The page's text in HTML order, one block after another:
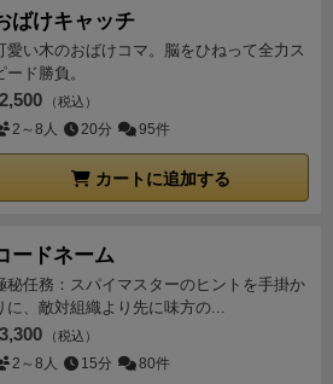
を他のプレイヤーに先に取られないよ
のゲートに行くか，ゲート効果優先で大
ートを選ぶかも悩みどころ
トと★ボーナスも選択を悩ましくしてく
に遠いところまでお客さんを送り届けれ
点）をたくさんもらえるのですが，遠く
料を食います。ここがうまく出来ている
る事は理論上できるのですが，出発前の
「空席数＋補給メーター数」。つまりた
行く事が難しくなる。
あるキューブの色とダイスの色が同じ
として水上機の能力アップが出来る た
定している飛行ルートとダイス色の組み
に大事になってきて悩ましい。
はゲート番号の小さいプレイヤーからの
果が強力となるため、どのゲートを選択
悩ましい。
ットカードを出して水上機を飛ばしま
ちは燃料が多くないため近くの都市にし
来ませんが、水上機を改良していくこと
燃料を積めるようになり、より多くの収
このあたりの駆け引きも重要になりま
じ都市に2度以上行くメリットもあまり
、駆け引き次第では2度以上行くことも
あります。
勘違いがなければですが、たいがい最高
ます。気になるところ。毎ターン州都の
スから各目的地に飛ぶのですが、行きの
い所w（目的地で給油してくれるので
中でゲームオーバーにはならないので稼
まったりしたプレイもできますし、ソロ
ベストを更新することを追求することも
人数プレイでは競うのもいいですが、協
ばけキャッチ
愛い木のおばけコマ。脳をひねって全力ス
ード勝負。
2,500 （税込）
2～8人 20分 95件
カートに追加する
ードネーム
秘任務：スパイマスターのヒントを手掛か
に、敵対組織より先に味方の...
3,300 （税込）
2～8人 15分 80件